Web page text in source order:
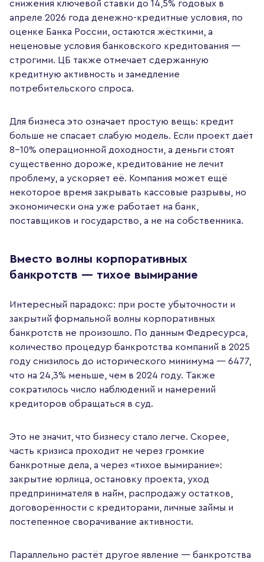
снижения ключевой ставки до 14,5% годовых в
апреле 2026 года денежно-кредитные условия, по
оценке Банка России, остаются жёсткими, а
неценовые условия банковского кредитования —
строгими. ЦБ также отмечает сдержанную
кредитную активность и замедление
потребительского спроса.
Для бизнеса это означает простую вещь: кредит
больше не спасает слабую модель. Если проект даёт
8–10% операционной доходности, а деньги стоят
существенно дороже, кредитование не лечит
проблему, а ускоряет её. Компания может ещё
некоторое время закрывать кассовые разрывы, но
экономически она уже работает на банк,
поставщиков и государство, а не на собственника.
Вместо волны корпоративных
банкротств — тихое вымирание
Интересный парадокс: при росте убыточности и
закрытий формальной волны корпоративных
банкротств не произошло. По данным Федресурса,
количество процедур банкротства компаний в 2025
году снизилось до исторического минимума — 6477,
что на 24,3% меньше, чем в 2024 году. Также
сократилось число наблюдений и намерений
кредиторов обращаться в суд.
Это не значит, что бизнесу стало легче. Скорее,
часть кризиса проходит не через громкие
банкротные дела, а через «тихое вымирание»:
закрытие юрлица, остановку проекта, уход
предпринимателя в найм, распродажу остатков,
договорённости с кредиторами, личные займы и
постепенное сворачивание активности.
Параллельно растёт другое явление — банкротства